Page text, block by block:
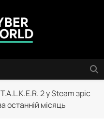
World
2 у Steam зріс
останній місяць